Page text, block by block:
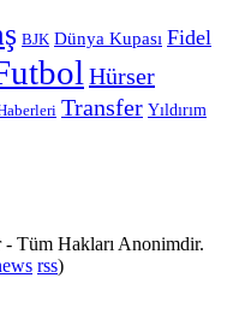
BJK Dünya Kupası Fidel
Hürser
Transfer Yıldırım
Tüm Hakları Anonimdir.
rss)